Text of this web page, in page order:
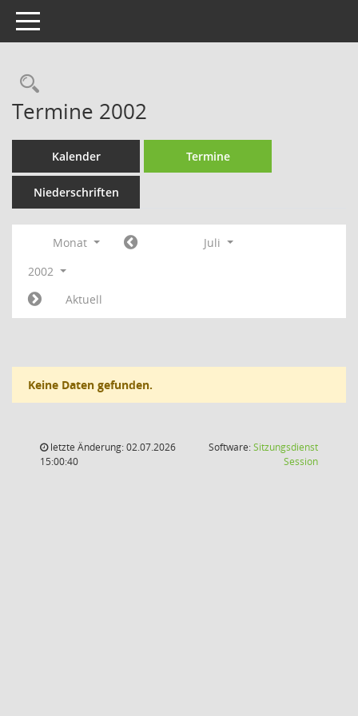
Toggle navigation
Rechercheauswahl
Termine 2002
Kalender Termine
Niederschriften
Monat
Juli
2002
Aktuell
Keine Daten gefunden.
letzte Änderung: 02.07.2026
15:00:40
Software:Sitzungsdienst
Session(Wird in